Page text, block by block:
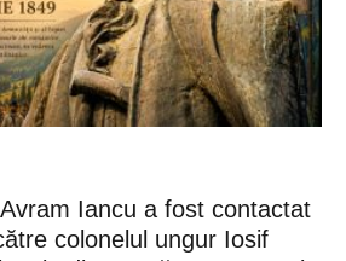
Iancu a fost contactat
colonelul ungur Iosif